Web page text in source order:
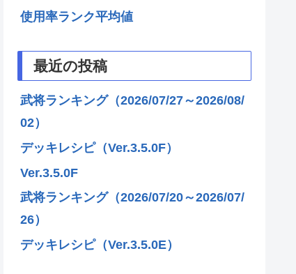
使用率ランク平均値
最近の投稿
武将ランキング（2026/07/27～2026/08/
02）
デッキレシピ（Ver.3.5.0F）
Ver.3.5.0F
武将ランキング（2026/07/20～2026/07/
26）
デッキレシピ（Ver.3.5.0E）